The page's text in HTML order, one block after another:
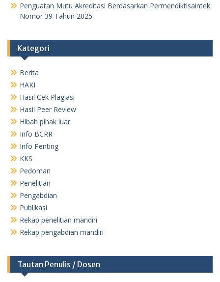
Penguatan Mutu Akreditasi Berdasarkan Permendiktisaintek
Nomor 39 Tahun 2025
Kategori
Berita
HAKI
Hasil Cek Plagiasi
Hasil Peer Review
Hibah pihak luar
Info BCRR
Info Penting
KKS
Pedoman
Penelitian
Pengabdian
Publikasi
Rekap penelitian mandiri
Rekap pengabdian mandiri
Tautan Penulis / Dosen